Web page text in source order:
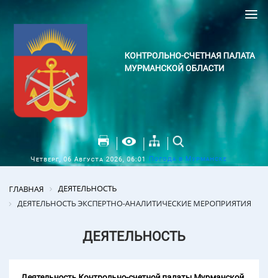
КОНТРОЛЬНО-СЧЕТНАЯ ПАЛАТА
МУРМАНСКОЙ ОБЛАСТИ
Четверг, 06 Августа 2026, 06:01 Погода в Мурманске
ГЛАВНАЯ
ДЕЯТЕЛЬНОСТЬ
ДЕЯТЕЛЬНОСТЬ ЭКСПЕРТНО-АНАЛИТИЧЕСКИЕ МЕРОПРИЯТИЯ
ДЕЯТЕЛЬНОСТЬ